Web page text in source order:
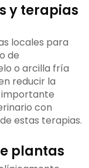
y terapias
locales para
de
o arcilla fría
reducir la
importante
con
estas terapias.
plantas